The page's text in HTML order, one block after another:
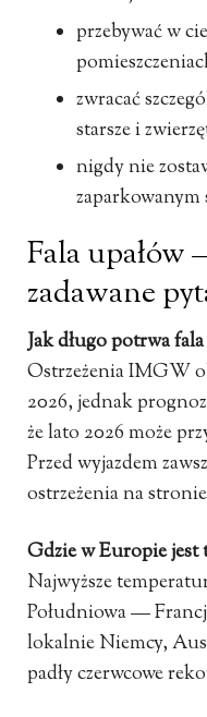
przebywać w
zwracać
starsze i
nigdy nie
zaparkowanym
Fala upałów
zadawane
Jak długo potrwa
Ostrzeżenia IMGW
2026, jednak
że lato 2026 może
Przed wyjazdem
ostrzeżenia na
Gdzie w Europie jest
Najwyższe
Południowa —
lokalnie Niemcy,
padły czerwcowe